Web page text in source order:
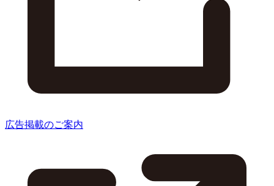
広告掲載のご案内